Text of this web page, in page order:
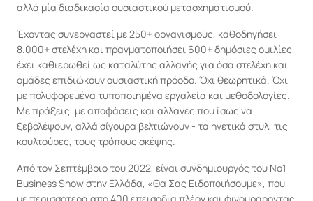
αλλά μία διαδικασία ουσιαστικού μετασχηματισμού.
Έχοντας συνεργαστεί με 250+ οργανισμούς, καθοδηγήσει
8.000+ στελέχη και πραγματοποιήσει 600+ δημόσιες ομιλίες,
έχει καθιερωθεί ως καταλύτης αλλαγής για όσα στελέχη και
ομάδες επιδιώκουν ουσιαστική πρόοδο. Όχι θεωρητικά. Όχι
με πολυφορεμένα τυποποιημένα εργαλεία και μεθοδολογίες.
Με πράξεις, με αποφάσεις και αλλαγές που ίσως να
ξεβολέψουν, αλλά σίγουρα βελτιώνουν - τα ηγετικά στυλ, τις
κουλτούρες, τους τρόπους σκέψης.
Από τον Σεπτέμβριο του 2022, είναι συνδημιουργός του No1
Business Show στην Ελλάδα, «Θα Σας Ειδοποιήσουμε», που